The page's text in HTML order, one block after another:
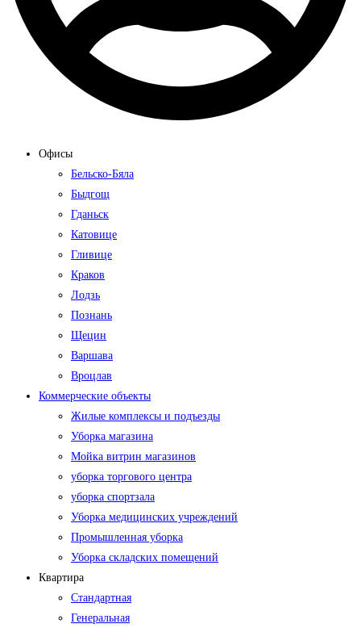
Офисы
Бельско-Бяла
Быдгощ
Гданьск
Катовице
Гливице
Краков
Лодзь
Познань
Щецин
Варшава
Вроцлав
Коммерческие объекты
Жилые комплексы и подъезды
Уборка магазина
Мойка витрин магазинов
уборка торгового центра
уборка спортзала
Уборка медицинских учреждений
Промышленная уборка
Уборка складских помещений
Квартира
Стандартная
Генеральная